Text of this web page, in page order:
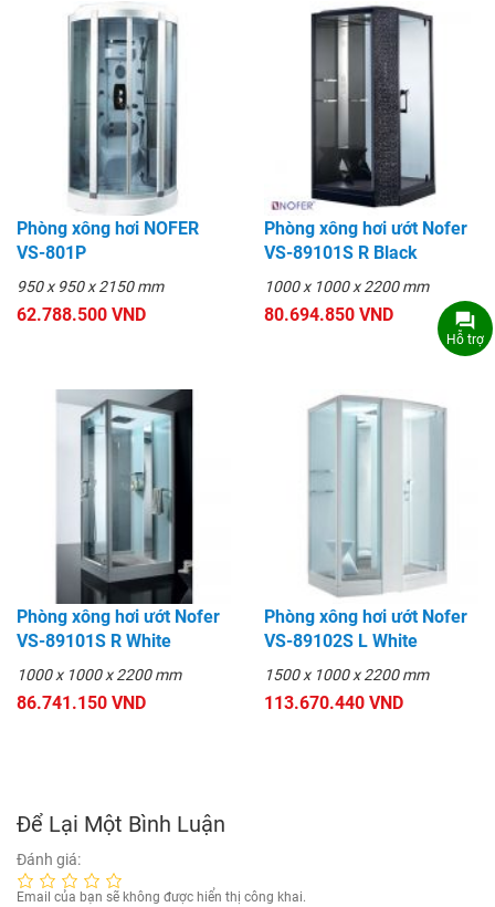
Phòng xông hơi NOFER
VS-801P
950 x 950 x 2150 mm
62.788.500 VND
Phòng xông hơi ướt Nofer
VS-89101S R Black
1000 x 1000 x 2200 mm
80.694.850 VND
Phòng xông hơi ướt Nofer
VS-89101S R White
1000 x 1000 x 2200 mm
86.741.150 VND
Phòng xông hơi ướt Nofer
VS-89102S L White
1500 x 1000 x 2200 mm
113.670.440 VND
Để Lại Một Bình Luận
Đánh giá:
Email của bạn sẽ không được hiển thị công khai.
Hỗ trợ